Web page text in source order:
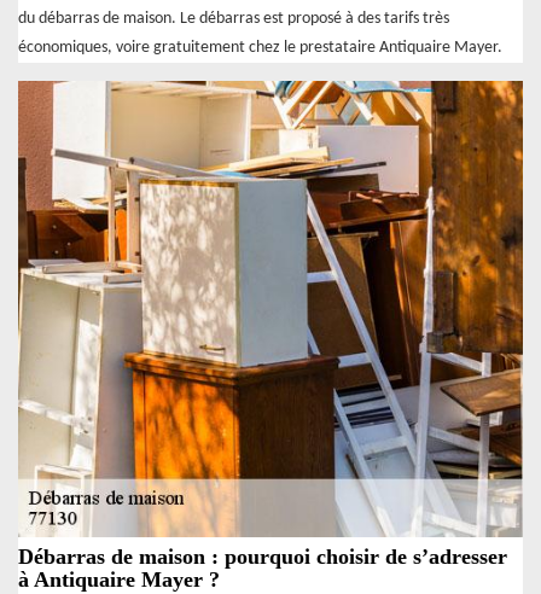
du débarras de maison. Le débarras est proposé à des tarifs très
économiques, voire gratuitement chez le prestataire Antiquaire Mayer.
Débarras de maison : pourquoi choisir de s’adresser
à Antiquaire Mayer ?